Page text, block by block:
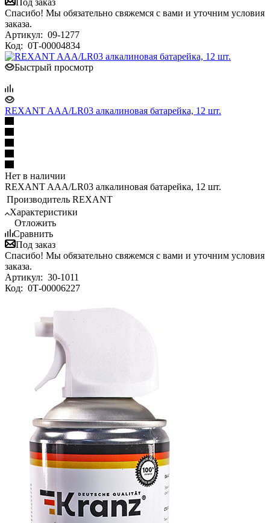
Спасибо! Мы обязательно свяжемся с вами и уточним условия
заказа.
Артикул: 09-1277
Код: 0Т-00004834
Быстрый просмотр
REXANT AAA/LR03 алкалиновая батарейка, 12 шт.
Нет в наличии
REXANT AAA/LR03 алкалиновая батарейка, 12 шт.
Производитель REXANT
Характеристики
Отложить
Сравнить
Под заказ
Спасибо! Мы обязательно свяжемся с вами и уточним условия
заказа.
Артикул: 30-1011
Код: 0Т-00006227